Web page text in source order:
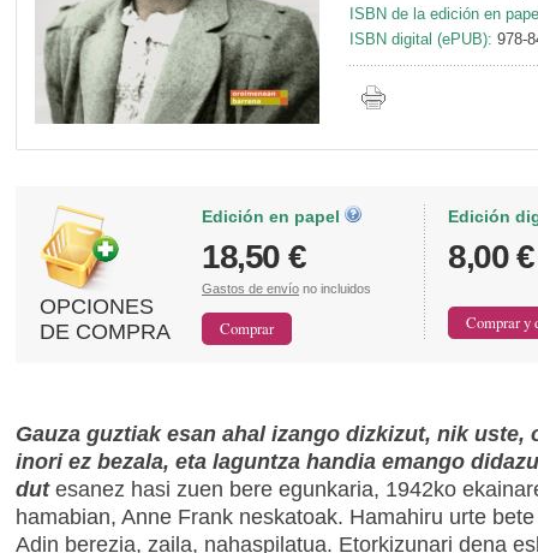
ISBN de la edición en
ISBN digital (ePUB): 978-
OPCIONES
DE COMPRA
Edición en papel
18,50 €
Gastos de envío no incluidos
Edición
8,00 €
Gauza guztiak esan ahal izango dizkizut, nik uste,
inori ez bezala, eta laguntza handia emango
dutesanez hasi zuen bere egunkaria, 1942ko
hamabian, Anne Frank neskatoak. Hamahiru urte
Adin berezia, zaila, nahaspilatua. Etorkizunari dena